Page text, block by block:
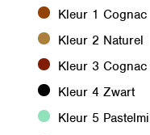
Kleur 1 Cognac
Kleur 2 Naturel
Kleur 3
Kleur 4 Zwart
Kleur 5